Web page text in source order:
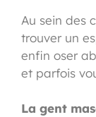
Au sein des
trouver un
enfin oser
et parfois
La gent